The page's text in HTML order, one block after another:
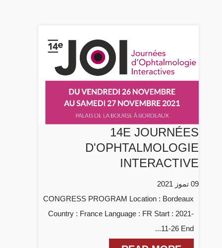
14E JOURNÉES
D'OPHTALMOLOGIE
INTERACTIVE
09 تموز 2021
CONGRESS PROGRAM Location : Bordeaux
Country : France Language : FR Start : 2021-
11-26 End...